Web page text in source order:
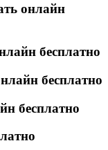
онлайн
бесплатно
бесплатно
бесплатно